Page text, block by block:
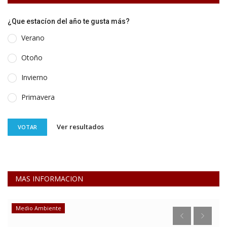
¿Que estacíon del año te gusta más?
Verano
Otoño
Invierno
Primavera
VOTAR Ver resultados
MAS INFORMACION
Deporte